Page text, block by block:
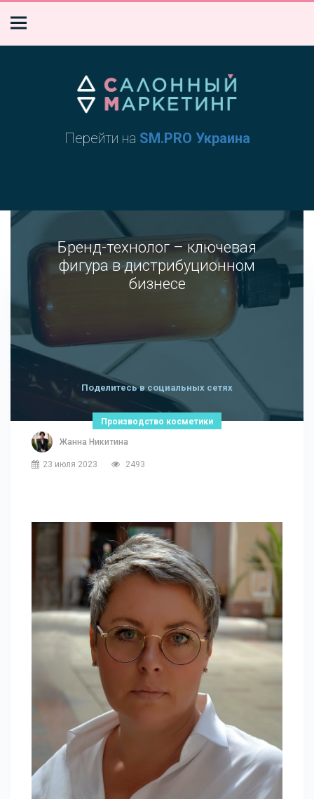
Перейти на SM.PRO Украина
Бренд-технолог – ключевая
фигура в дистрибуционном
бизнесе
Поделитесь в социальных сетях
Производство косметики
Жанна Никитина
23 июля 2023 2493